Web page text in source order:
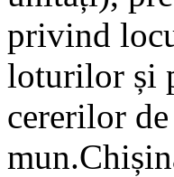
privind
loturilor și
cererilor